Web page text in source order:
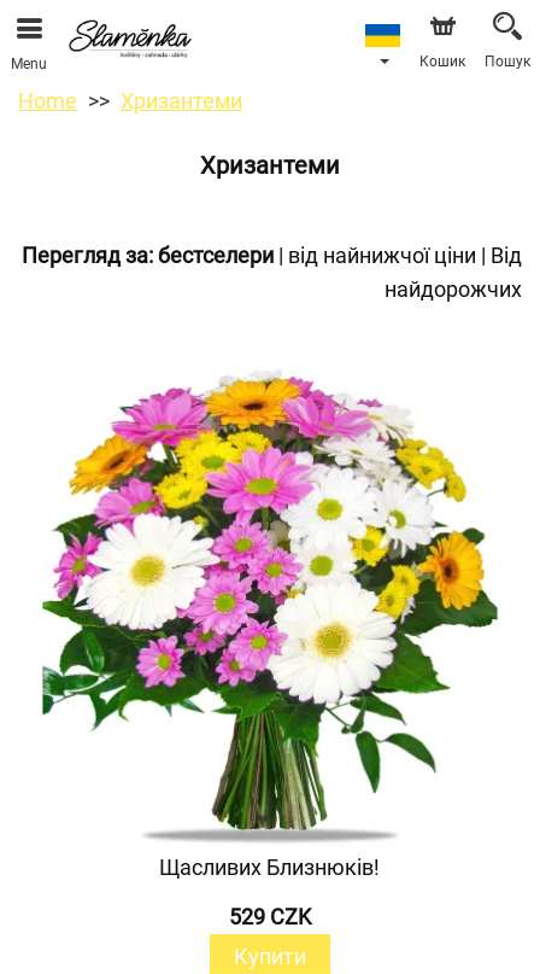
Menu Кошик Пошук
Home Хризантеми
Хризантеми
Перегляд за:бестселери | від найнижчої ціни | Від
найдорожчих
Щасливих Близнюків!
529 CZK
Купити